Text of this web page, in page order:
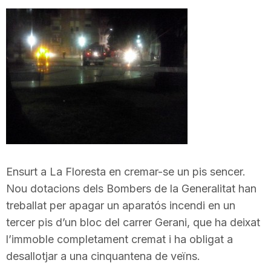
t
a
d
e
T
Ensurt a La Floresta en cremar-se un pis sencer.
Nou dotacions dels Bombers de la Generalitat han
treballat per apagar un aparatós incendi en un
tercer pis d’un bloc del carrer Gerani, que ha deixat
l’immoble completament cremat i ha obligat a
desallotjar a una cinquantena de veïns.